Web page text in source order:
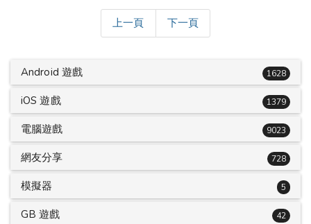
上一頁 下一頁
Android 遊戲 1628
iOS 遊戲 1379
電腦遊戲 9023
網友分享 728
模擬器 5
GB 遊戲 42